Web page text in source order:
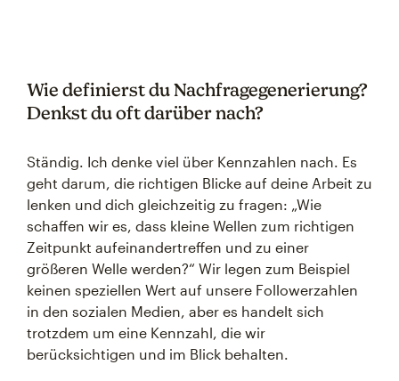
Wie definierst du Nachfragegenerierung?
Denkst du oft darüber nach?
Ständig. Ich denke viel über Kennzahlen nach. Es
geht darum, die richtigen Blicke auf deine Arbeit zu
lenken und dich gleichzeitig zu fragen: „Wie
schaffen wir es, dass kleine Wellen zum richtigen
Zeitpunkt aufeinandertreffen und zu einer
größeren Welle werden?“ Wir legen zum Beispiel
keinen speziellen Wert auf unsere Followerzahlen
in den sozialen Medien, aber es handelt sich
trotzdem um eine Kennzahl, die wir
berücksichtigen und im Blick behalten.